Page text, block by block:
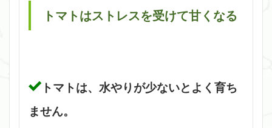
トマトはストレスを受けて甘くなる
トマトは、水やりが少ないとよく育ち
ません。